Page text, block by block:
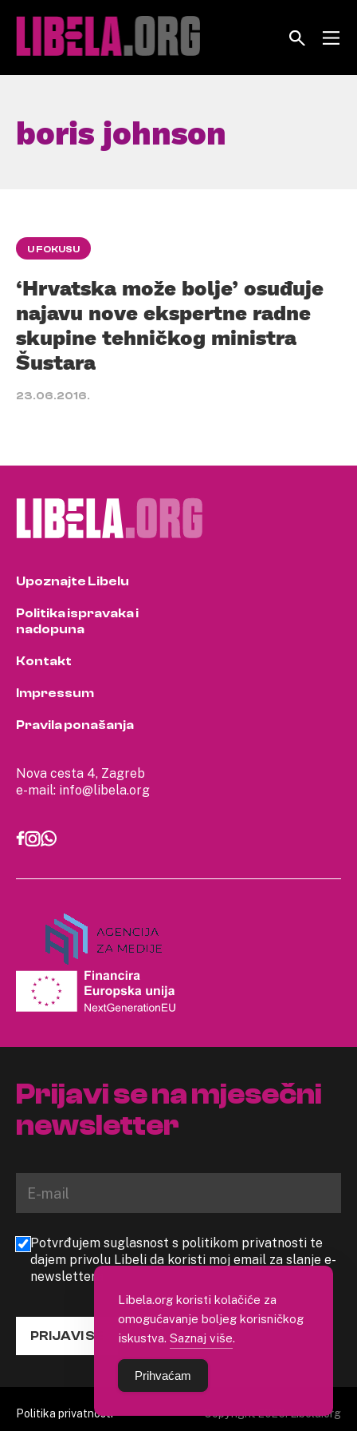
boris johnson
U FOKUSU
‘Hrvatska može bolje’ osuđuje
najavu nove ekspertne radne
skupine tehničkog ministra
Šustara
23.06.2016.
Nova cesta 4, Zagreb
e-mail: info@libela.org
Upoznajte Libelu
Politika ispravaka i
nadopuna
Kontakt
Impressum
Pravila ponašanja
Prijavi se na mjesečni
newsletter
Potvrđujem suglasnost s politikom privatnosti te
dajem privolu Libeli da koristi moj email za slanje e-
newslettera
PRIJAVI SE
Politika privatnosti Copyright 2026. Libela.org
Libela.org koristi kolačiće za
omogućavanje boljeg korisničkog
iskustva. Saznaj više.
Prihvaćam